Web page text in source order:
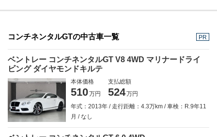
コンチネンタルGTの中古車一覧 PR
ベントレー コンチネンタルGT V8 4WD マリナードライ
ビング ダイヤモンドキルテ
本体価格
510万円
支払総額
524万円
年式：2013年
走行距離：4.3万km
車検：R.9年11
月
なし